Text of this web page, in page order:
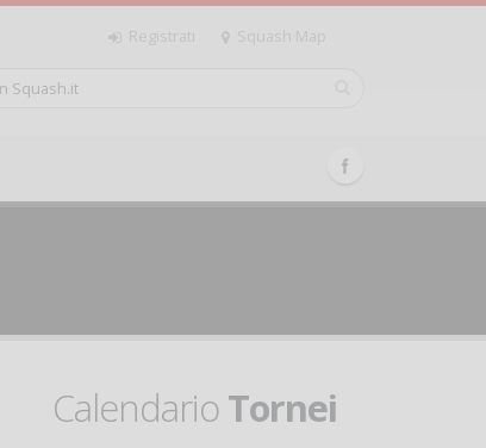
Registrati Squash Map
CalendarioTornei